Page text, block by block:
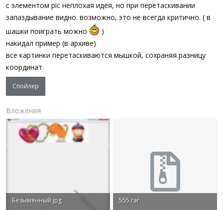
с элементом pic неплохая идея, но при перетаскивании
запаздывание видно. возможно, это не всегда критично. ( в
шашки поиграть можно
)
накидал пример (в архиве)
все картинки перетаскиваются мышкой, сохраняя разницу
координат
Спойлер
Вложения
Безымянный.jpg
555.rar